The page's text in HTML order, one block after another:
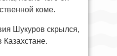
коме.
Шукуров скрылся,